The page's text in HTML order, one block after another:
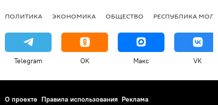
ПОЛИТИКА ЭКОНОМИКА ОБЩЕСТВО РЕСПУБЛИКА
Telegram OK Макс VK
О проекте Правила использования Реклама